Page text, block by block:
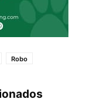
Robo